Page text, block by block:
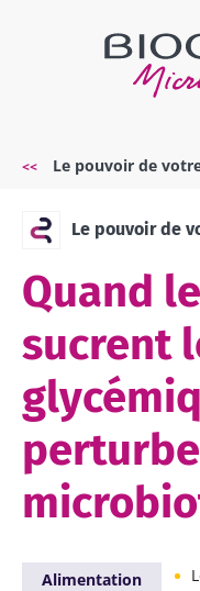
Le pouvoir de
Le pouvoir de
Quand
sucrent
Alimentation